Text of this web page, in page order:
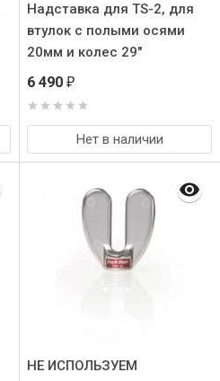
Надставка для TS-2, для
втулок с полыми осями
20мм и колес 29"
6 490 ₽
Нет в наличии
НЕ ИСПОЛЬЗУЕМ